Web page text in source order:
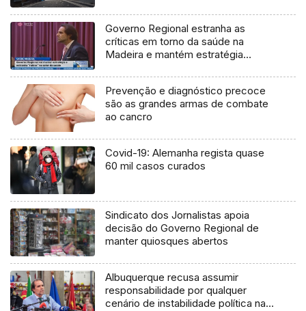
Governo Regional estranha as
críticas em torno da saúde na
Madeira e mantém estratégia
Prevenção e diagnóstico precoce
são as grandes armas de combate
ao cancro
Covid-19: Alemanha regista quase
60 mil casos curados
Sindicato dos Jornalistas apoia
decisão do Governo Regional de
manter quiosques abertos
Albuquerque recusa assumir
responsabilidade por qualquer
cenário de instabilidade política na